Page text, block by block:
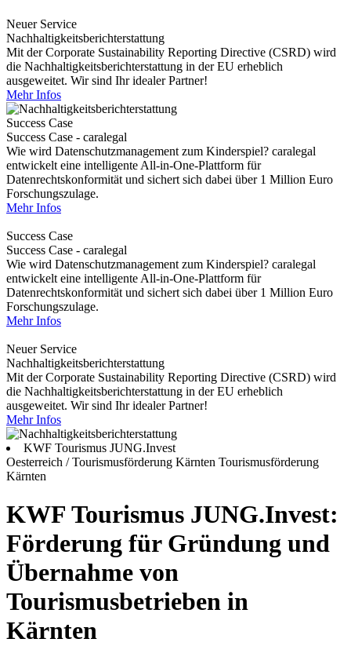
Neuer Service
Nachhaltigkeitsberichterstattung
Mit der Corporate Sustainability Reporting Directive (CSRD) wird
die Nachhaltigkeitsberichterstattung in der EU erheblich
ausgeweitet. Wir sind Ihr idealer Partner!
Mehr Infos
Success Case
Success Case - caralegal
Wie wird Datenschutzmanagement zum Kinderspiel? caralegal
entwickelt eine intelligente All-in-One-Plattform für
Datenrechtskonformität und sichert sich dabei über 1 Million Euro
Forschungszulage.
Mehr Infos
Success Case
Success Case - caralegal
Wie wird Datenschutzmanagement zum Kinderspiel? caralegal
entwickelt eine intelligente All-in-One-Plattform für
Datenrechtskonformität und sichert sich dabei über 1 Million Euro
Forschungszulage.
Mehr Infos
Neuer Service
Nachhaltigkeitsberichterstattung
Mit der Corporate Sustainability Reporting Directive (CSRD) wird
die Nachhaltigkeitsberichterstattung in der EU erheblich
ausgeweitet. Wir sind Ihr idealer Partner!
Mehr Infos
KWF Tourismus JUNG.Invest
Oesterreich / Tourismusförderung Kärnten Tourismusförderung
Kärnten
KWF Tourismus JUNG.Invest:
Förderung für Gründung und
Übernahme von
Tourismusbetrieben in
Kärnten